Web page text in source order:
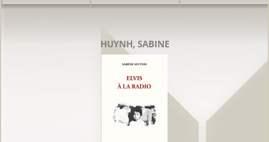
HUYNH, SABINE